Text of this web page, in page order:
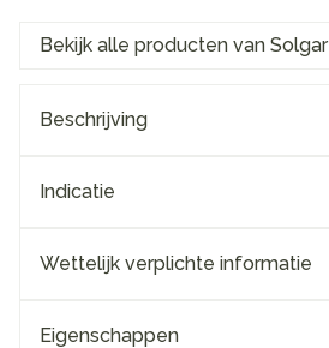
Bekijk alle producten van Solgar
Beschrijving
Indicatie
Wettelijk verplichte informatie
Eigenschappen